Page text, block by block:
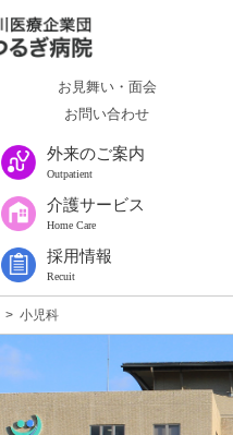
お見舞い・面会
お問い合わせ
外来のご案内
Outpatient
介護サービス
Home Care
採用情報
Recuit
> 小児科